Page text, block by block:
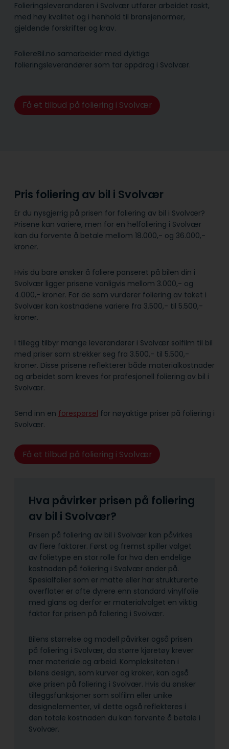
Folieringsleverandøren i Svolvær utfører arbeidet raskt,
med høy kvalitet og i henhold til bransje­normer,
gjeldende forskrifter og krav.
FoliereBil.no samarbeider med dyktige
folieringsleverandører som tar oppdrag i Svolvær.
Få et tilbud på foliering i Svolvær
Pris foliering av bil i Svolvær
Er du nysgjerrig på prisen for foliering av bil i Svolvær?
Prisene kan variere, men for en helfoliering i Svolvær
kan du forvente å betale mellom 18.000,- og 36.000,-
kroner.
Hvis du bare ønsker å foliere panseret på bilen din i
Svolvær ligger prisene vanligvis mellom 3.000,- og
4.000,- kroner. For de som vurderer foliering av taket i
Svolvær kan kostnadene variere fra 3.500,- til 5.500,-
kroner.
I tillegg tilbyr mange leverandører i Svolvær solfilm til bil
med priser som strekker seg fra 3.500,- til 5.500,-
kroner. Disse prisene reflekterer både material­kostnader
og arbeidet som kreves for profesjonell foliering av bil i
Svolvær.
Send inn en forespørsel for nøyaktige priser på foliering i
Svolvær.
Få et tilbud på foliering i Svolvær
Hva påvirker prisen på foliering
av bil i Svolvær?
Prisen på foliering av bil i Svolvær kan påvirkes
av flere faktorer. Først og fremst spiller valget
av folietype en stor rolle for hva den endelige
kostnaden på foliering i Svolvær ender på.
Spesialfolier som er matte eller har strukturerte
overflater er ofte dyrere enn standard vinylfolie
med glans og derfor er materialvalget en viktig
faktor for prisen på foliering i Svolvær.
Bilens størrelse og modell påvirker også prisen
på foliering i Svolvær, da større kjøretøy krever
mer materiale og arbeid. Kompleks­iteten i
bilens design, som kurver og kroker, kan også
øke prisen på foliering i Svolvær. Hvis du ønsker
tilleggsfunksjoner som solfilm eller unike
designelementer, vil dette også reflekteres i
den totale kostnaden du kan forvente å betale i
Svolvær.